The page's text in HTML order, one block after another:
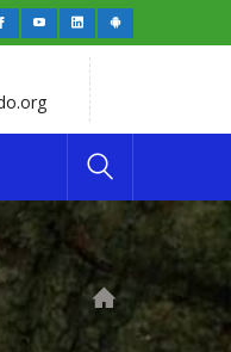
FacebookYoutubeLinkedInAndroid